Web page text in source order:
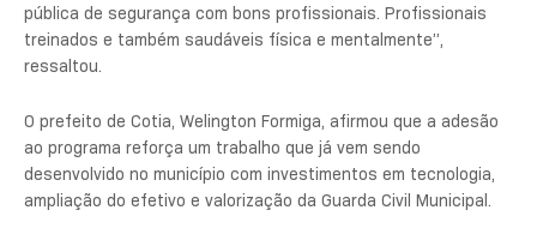
pública de segurança com bons profissionais. Profissionais
treinados e também saudáveis física e mentalmente”,
ressaltou.
O prefeito de Cotia, Welington Formiga, afirmou que a adesão
ao programa reforça um trabalho que já vem sendo
desenvolvido no município com investimentos em tecnologia,
ampliação do efetivo e valorização da Guarda Civil Municipal.